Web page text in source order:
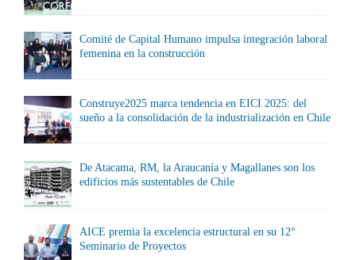
Comité de Capital Humano impulsa integración laboral
femenina en la construcción
Construye2025 marca tendencia en EICI 2025: del
sueño a la consolidación de la industrialización en Chile
De Atacama, RM, la Araucanía y Magallanes son los
edificios más sustentables de Chile
AICE premia la excelencia estructural en su 12°
Seminario de Proyectos